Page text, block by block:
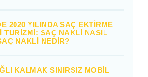
2020 YILINDA SAÇ EKTIRME
TURIZMI: SAÇ NAKLI NASIL
NAKLI NEDIR?
KALMAK SINIRSIZ MOBIL